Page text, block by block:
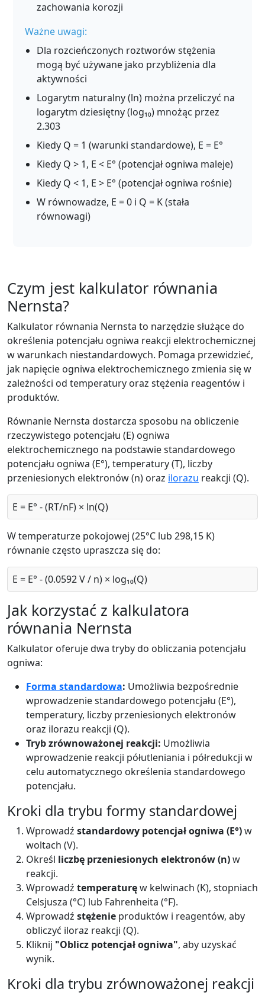
zachowania korozji
Ważne uwagi:
Dla rozcieńczonych roztworów stężenia
mogą być używane jako przybliżenia dla
aktywności
Logarytm naturalny (ln) można przeliczyć na
logarytm dziesiętny (log₁₀) mnożąc przez
2.303
Kiedy Q = 1 (warunki standardowe), E = E°
Kiedy Q > 1, E < E° (potencjał ogniwa maleje)
Kiedy Q < 1, E > E° (potencjał ogniwa rośnie)
W równowadze, E = 0 i Q = K (stała
równowagi)
Czym jest kalkulator równania
Nernsta?
Kalkulator równania Nernsta to narzędzie służące do
określenia potencjału ogniwa reakcji elektrochemicznej
w warunkach niestandardowych. Pomaga przewidzieć,
jak napięcie ogniwa elektrochemicznego zmienia się w
zależności od temperatury oraz stężenia reagentów i
produktów.
Równanie Nernsta dostarcza sposobu na obliczenie
rzeczywistego potencjału (E) ogniwa
elektrochemicznego na podstawie standardowego
potencjału ogniwa (E°), temperatury (T), liczby
przeniesionych elektronów (n) oraz ilorazu reakcji (Q).
E = E° - (RT/nF) × ln(Q)
W temperaturze pokojowej (25°C lub 298,15 K)
równanie często upraszcza się do:
E = E° - (0.0592 V / n) × log₁₀(Q)
Jak korzystać z kalkulatora
równania Nernsta
Kalkulator oferuje dwa tryby do obliczania potencjału
ogniwa:
Forma standardowa: Umożliwia bezpośrednie
wprowadzenie standardowego potencjału (E°),
temperatury, liczby przeniesionych elektronów
oraz ilorazu reakcji (Q).
Tryb zrównoważonej reakcji: Umożliwia
wprowadzenie reakcji półutleniania i półredukcji w
celu automatycznego określenia standardowego
potencjału.
Kroki dla trybu formy standardowej
Wprowadź standardowy potencjał ogniwa (E°)w
woltach (V).
Określ liczbę przeniesionych elektronów (n)w
reakcji.
Wprowadź temperaturęw kelwinach (K), stopniach
Celsjusza (°C) lub Fahrenheita (°F).
Wprowadź stężenie produktów i reagentów, aby
obliczyć iloraz reakcji (Q).
Kliknij "Oblicz potencjał ogniwa", aby uzyskać
wynik.
Kroki dla trybu zrównoważonej reakcji